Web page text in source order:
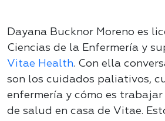
Dayana Bucknor Moreno es
Ciencias de la Enfermería y
Vitae Health. Con ella
son los cuidados paliativos,
enfermería y cómo es trabajar
de salud en casa de Vitae.